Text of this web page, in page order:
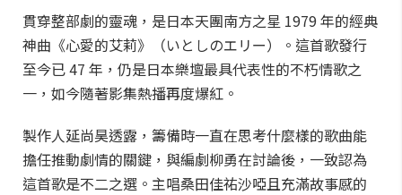
貫穿整部劇的靈魂，是日本天團南方之星 1979 年的經典
神曲《心愛的艾莉》（いとしのエリー）。這首歌發行
至今已 47 年，仍是日本樂壇最具代表性的不朽情歌之
一，如今隨著影集熱播再度爆紅。
製作人延尚昊透露，籌備時一直在思考什麼樣的歌曲能
擔任推動劇情的關鍵，與編劇柳勇在討論後，一致認為
這首歌是不二之選。主唱桑田佳祐沙啞且充滿故事感的